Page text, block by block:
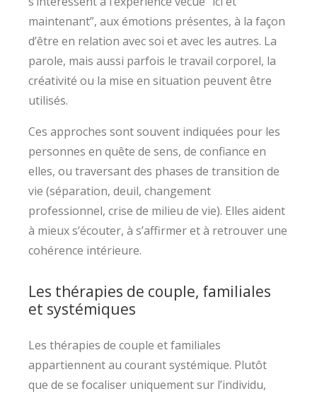
maintenant”, aux émotions présentes, à la façon
d’être en relation avec soi et avec les autres. La
parole, mais aussi parfois le travail corporel, la
créativité ou la mise en situation peuvent être
utilisés.
Ces approches sont souvent indiquées pour les
personnes en quête de sens, de confiance en
elles, ou traversant des phases de transition de
vie (séparation, deuil, changement
professionnel, crise de milieu de vie). Elles aident
à mieux s’écouter, à s’affirmer et à retrouver une
cohérence intérieure.
Les thérapies de couple, familiales
et systémiques
Les thérapies de couple et familiales
appartiennent au courant systémique. Plutôt
que de se focaliser uniquement sur l’individu,